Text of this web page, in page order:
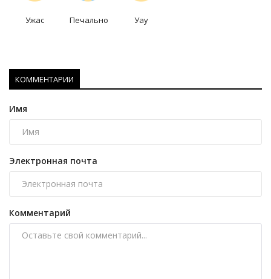
Ужас Печально Уау
КОММЕНТАРИИ
Имя
Электронная почта
Комментарий